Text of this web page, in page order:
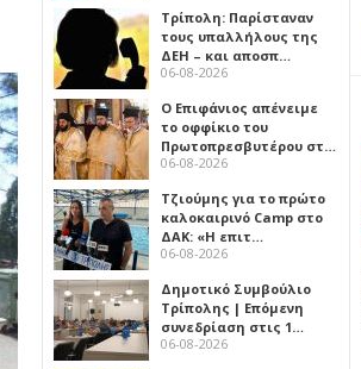
Τρίπολη: Παρίσταναν
τους υπαλλήλους της
ΔΕΗ – και αποσπ…
06-08-2026
Ο Επιφάνιος απένειμε
το οφφίκιο του
Πρωτοπρεσβυτέρου στ…
06-08-2026
Τζιούμης για το πρώτο
καλοκαιρινό Camp στο
ΔΑΚ: «Η επιτ…
06-08-2026
Δημοτικό Συμβούλιο
Τρίπολης | Επόμενη
συνεδρίαση στις 1…
06-08-2026